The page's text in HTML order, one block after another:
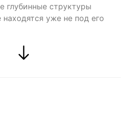
глубинные структуры
уже не под его